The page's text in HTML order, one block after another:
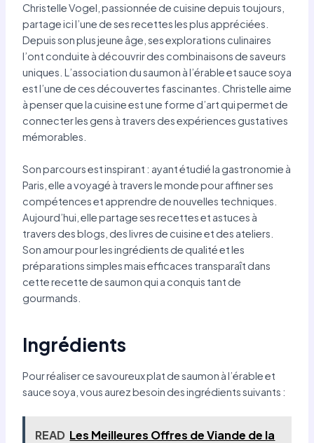
Christelle Vogel, passionnée de cuisine depuis toujours,
partage ici l’une de ses recettes les plus appréciées.
Depuis son plus jeune âge, ses explorations culinaires
l’ont conduite à découvrir des combinaisons de saveurs
uniques. L’association du saumon à l’érable et sauce soya
est l’une de ces découvertes fascinantes. Christelle aime
à penser que la cuisine est une forme d’art qui permet de
connecter les gens à travers des expériences gustatives
mémorables.
Son parcours est inspirant : ayant étudié la gastronomie à
Paris, elle a voyagé à travers le monde pour affiner ses
compétences et apprendre de nouvelles techniques.
Aujourd’hui, elle partage ses recettes et astuces à
travers des blogs, des livres de cuisine et des ateliers.
Son amour pour les ingrédients de qualité et les
préparations simples mais efficaces transparaît dans
cette recette de saumon qui a conquis tant de
gourmands.
Ingrédients
Pour réaliser ce savoureux plat de saumon à l’érable et
sauce soya, vous aurez besoin des ingrédients suivants :
READ Les Meilleures Offres de Viande de la